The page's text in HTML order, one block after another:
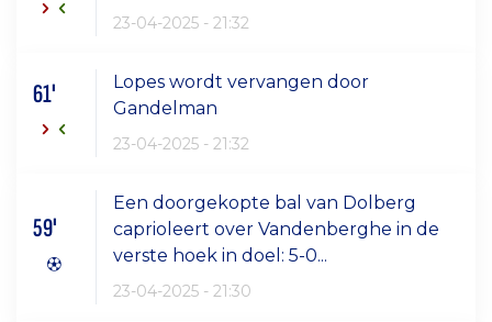
23-04-2025 - 21:32
61'
Lopes wordt vervangen door
Gandelman
23-04-2025 - 21:32
59'
Een doorgekopte bal van Dolberg
caprioleert over Vandenberghe in de
verste hoek in doel: 5-0...
23-04-2025 - 21:30